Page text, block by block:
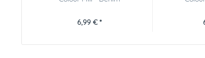
6,99 € *